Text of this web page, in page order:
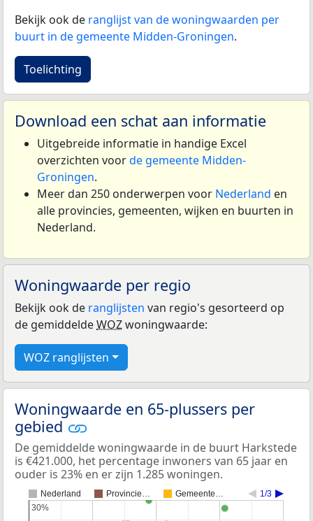
Bekijk ook de ranglijst van de woningwaarden per
buurt in de gemeente Midden-Groningen.
Toelichting
Download een schat aan informatie
Uitgebreide informatie in handige Excel
overzichten voorde gemeente Midden-
Groningen.
Meer dan 250 onderwerpen voor Nederland en
alle provincies, gemeenten, wijken en buurten in
Nederland.
Woningwaarde per regio
Bekijk ook de ranglijsten van regio's gesorteerd op
de gemiddeldeWOZwoningwaarde:
WOZ ranglijsten
Woningwaarde en 65-plussers per
gebied
De gemiddelde woningwaarde in de buurt Harkstede
is €421.000, het percentage inwoners van 65 jaar en
ouder is 23% en er zijn 1.285 woningen.
Nederland Provincie… Gemeente… 1/3
30%
30%